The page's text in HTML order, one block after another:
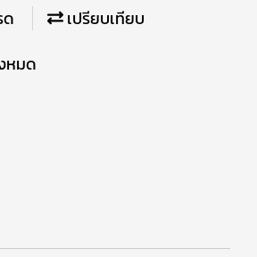
ด
เปรียบเทียบ
หมด